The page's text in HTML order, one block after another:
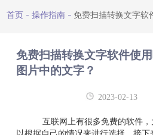
首页 操作指南
免费扫描转换文字软件使
图片中的文字？
2023-02-13
互联网上有很多免费的软件，
以根据自己的情况来进行选择。接